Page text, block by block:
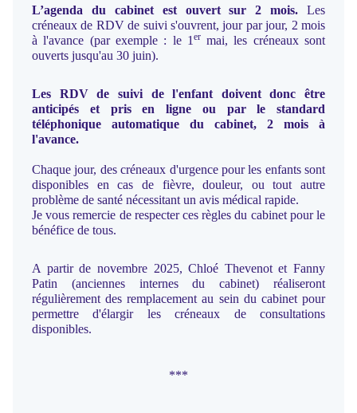
L’agenda du cabinet est ouvert sur 2 mois.
Les
créneaux de RDV de suivi s'ouvrent, jour par jour, 2 mois
à l'avance (par exemple : le 1 ermai, les créneaux sont
ouverts jusqu'au 30 juin).
Les RDV de suivi de l'enfant doivent donc être
anticipés et pris en ligne ou par le standard
téléphonique automatique du cabinet, 2 mois à
l'avance.
Chaque jour, des créneaux d'urgence pour les enfants sont
disponibles en cas de fièvre, douleur, ou tout autre
problème de santé nécessitant un avis médical rapide.
Je vous remercie de respecter ces règles du cabinet pour le
bénéfice de tous.
A partir de novembre 2025, Chloé Thevenot et Fanny
Patin (anciennes internes du cabinet) réaliseront
régulièrement des remplacement au sein du cabinet pour
permettre d'élargir les créneaux de consultations
disponibles.
***